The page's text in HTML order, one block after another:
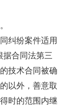
纠纷案件适用
据合同法第三
技术合同被确
以外，善意取
时的范围内继